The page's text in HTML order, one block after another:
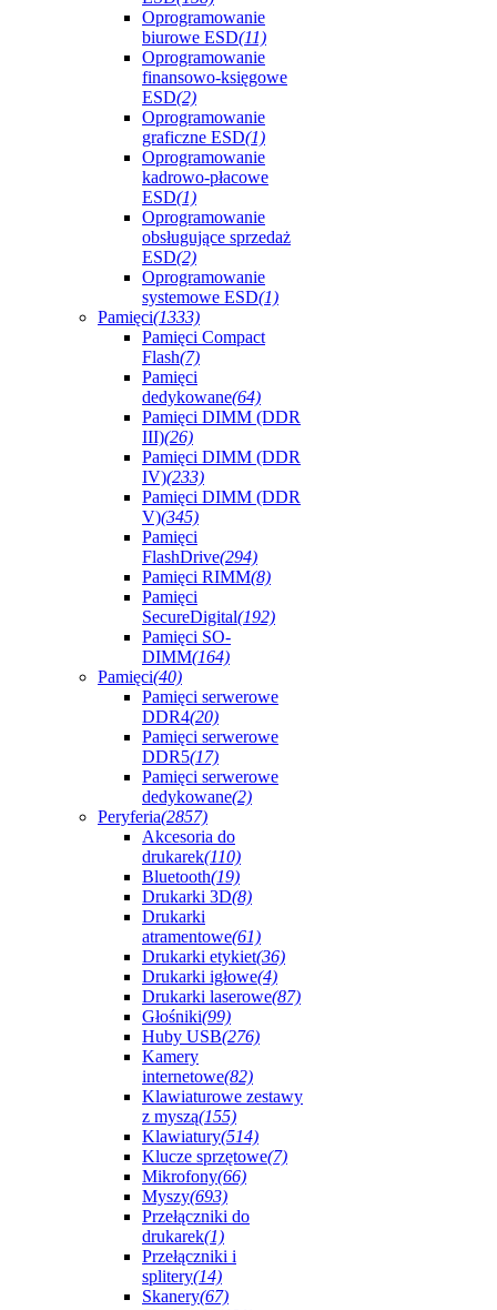
Oprogramowanie
biurowe ESD(11)
Oprogramowanie
finansowo-księgowe
ESD(2)
Oprogramowanie
graficzne ESD(1)
Oprogramowanie
kadrowo-płacowe
ESD(1)
Oprogramowanie
obsługujące sprzedaż
ESD(2)
Oprogramowanie
systemowe ESD(1)
Pamięci(1333)
Pamięci Compact
Flash(7)
Pamięci
dedykowane(64)
Pamięci DIMM (DDR
III)(26)
Pamięci DIMM (DDR
IV)(233)
Pamięci DIMM (DDR
V)(345)
Pamięci
FlashDrive(294)
Pamięci RIMM(8)
Pamięci
SecureDigital(192)
Pamięci SO-
DIMM(164)
Pamięci(40)
Pamięci serwerowe
DDR4(20)
Pamięci serwerowe
DDR5(17)
Pamięci serwerowe
dedykowane(2)
Peryferia(2857)
Akcesoria do
drukarek(110)
Bluetooth(19)
Drukarki 3D(8)
Drukarki
atramentowe(61)
Drukarki etykiet(36)
Drukarki igłowe(4)
Drukarki laserowe(87)
Głośniki(99)
Huby USB(276)
Kamery
internetowe(82)
Klawiaturowe zestawy
z myszą(155)
Klawiatury(514)
Klucze sprzętowe(7)
Mikrofony(66)
Myszy(693)
Przełączniki do
drukarek(1)
Przełączniki i
splitery(14)
Skanery(67)